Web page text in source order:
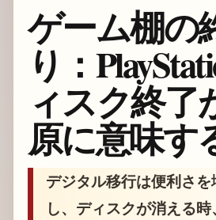
ゲーム棚の
り：
ィスク終了
原に意味す
デジタル移行は便利さ
し、ディスクが消える